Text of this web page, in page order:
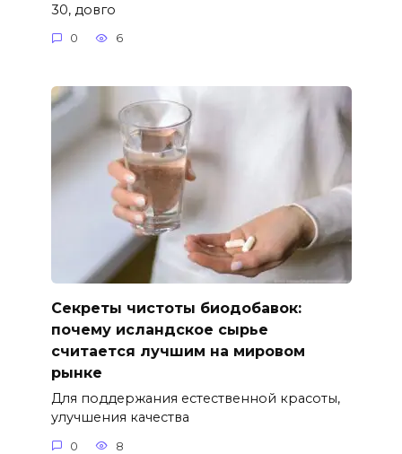
30, довго
0 6
Секреты чистоты биодобавок:
почему исландское сырье
считается лучшим на мировом
рынке
Для поддержания естественной красоты,
улучшения качества
0 8